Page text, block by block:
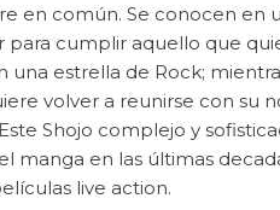
en común. Se conocen en
para cumplir aquello que
una estrella de Rock;
volver a reunirse con su
Shojo complejo y
manga en las últimas
live action.